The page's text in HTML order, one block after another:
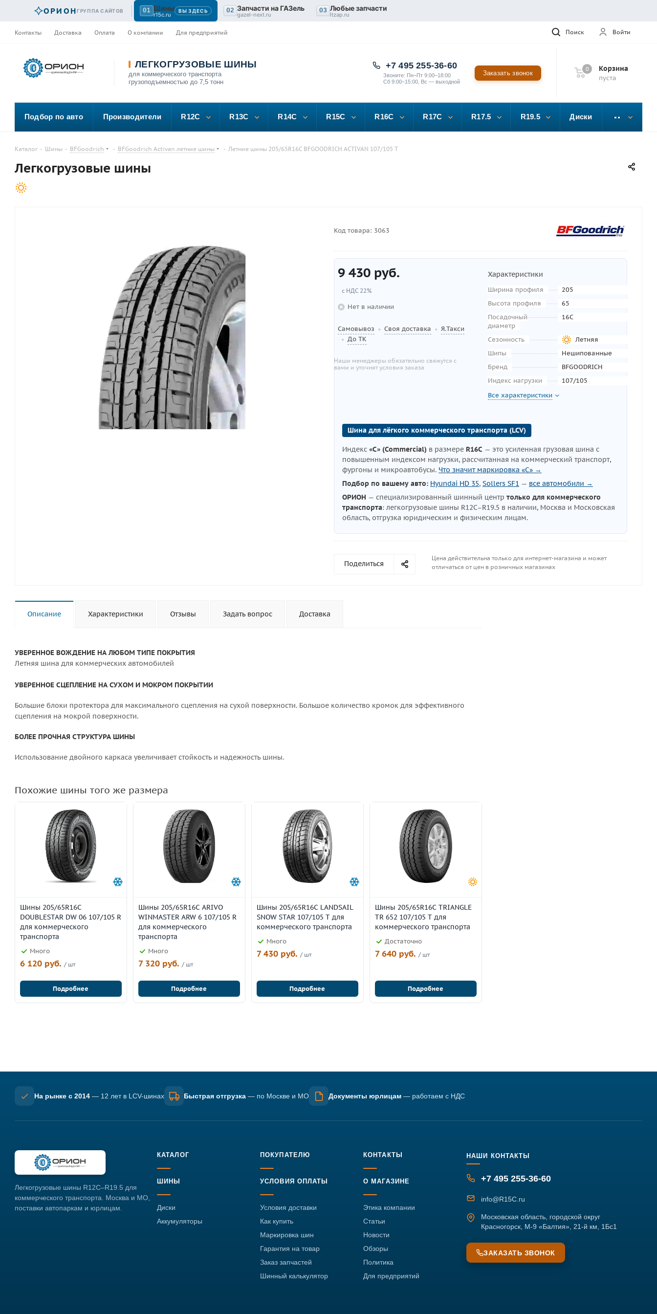
ОРИОНГРУППА САЙТОВ 01 Шины
r15c.ru
ВЫ ЗДЕСЬ 02 Запчасти на ГАЗель
gazel-next.ru
03 Любые запчасти
ltzap.ru
Контакты Доставка Оплата О компании Для предприятий Войти
Поиск
ЛЕГКОГРУЗОВЫЕ ШИНЫ
для коммерческого транспорта
грузоподъемностью до 7,5 тонн
Корзина
пуста
0
+7 495 255-36-60
Звоните: Пн–Пт 9:00–18:00
Сб 9:00–15:00, Вс — выходной
Заказать звонок
Подбор по авто Производители R12C R13C R14C R15C R16C R17C R17.5 R19.5 Диски
Каталог - Шины - BFGoodrich - BFGoodrich Activan летние шины - Летние шины 205/65R16C BFGOODRICH ACTIVAN 107/105 T
Легкогрузовые шины
Код товара: 3063
9 430 руб.
с НДС 22%
Нет в наличии
Самовывоз • Своя доставка • Я.Такси
• До ТК
Наши менеджеры обязательно свяжутся с
вами и уточнят условия заказа
Характеристики
Ширина профиля
205
Высота профиля
65
Посадочный
диаметр
16C
Сезонность
Летняя
Шипы
Нешипованные
Бренд
BFGOODRICH
Индекс нагрузки
107/105
Все характеристики
Шина для лёгкого коммерческого транспорта (LCV)
Индекс «C» (Commercial) в размере R16C — это усиленная грузовая шина с
повышенным индексом нагрузки, рассчитанная на коммерческий транспорт,
фургоны и микроавтобусы. Что значит маркировка «C» →
Подбор по вашему авто: Hyundai HD 35, Sollers SF1 — все автомобили →
ОРИОН — специализированный шинный центр только для коммерческого
транспорта: легкогрузовые шины R12C–R19.5 в наличии, Москва и Московская
область, отгрузка юридическим и физическим лицам.
Поделиться
Цена действительна только для интернет-магазина и может
отличаться от цен в розничных магазинах
Описание Характеристики Отзывы Задать вопрос Доставка
УВЕРЕННОЕ ВОЖДЕНИЕ НА ЛЮБОМ ТИПЕ ПОКРЫТИЯ
Летняя шина для коммерческих автомобилей
УВЕРЕННОЕ СЦЕПЛЕНИЕ НА СУХОМ И МОКРОМ ПОКРЫТИИ
Большие блоки протектора для максимального сцепления на сухой поверхности. Большое количество кромок для эффективного
сцепления на мокрой поверхности.
БОЛЕЕ ПРОЧНАЯ СТРУКТУРА ШИНЫ
Использование двойного каркаса увеличивает стойкость и надежность шины.
Похожие шины того же размера
Шины 205/65R16C
DOUBLESTAR DW 06 107/105 R
для коммерческого
транспорта
Много
6 120 руб. / шт
Подробнее
Шины 205/65R16C ARIVO
WINMASTER ARW 6 107/105 R
для коммерческого
транспорта
Много
7 320 руб. / шт
Подробнее
Шины 205/65R16C LANDSAIL
SNOW STAR 107/105 T для
коммерческого транспорта
Много
7 430 руб. / шт
Подробнее
Шины 205/65R16C TRIANGLE
TR 652 107/105 T для
коммерческого транспорта
Достаточно
7 640 руб. / шт
Подробнее
На рынке с 2014 — 12 лет в LCV-шинах Быстрая отгрузка — по Москве и МО Документы юрлицам — работаем с НДС
Легкогрузовые шины R12C–R19.5 для
коммерческого транспорта. Москва и МО,
поставки автопаркам и юрлицам.
КАТАЛОГ
ШИНЫ
Диски
Аккумуляторы
ПОКУПАТЕЛЮ
УСЛОВИЯ ОПЛАТЫ
Условия доставки
Как купить
Маркировка шин
Гарантия на товар
Заказ запчастей
Шинный калькулятор
КОНТАКТЫ
О МАГАЗИНЕ
Этика компании
Статьи
Новости
Обзоры
Политика
Для предприятий
НАШИ КОНТАКТЫ
+7 495 255-36-60
info@R15C.ru
Московская область, городской округ
Красногорск, М-9 «Балтия», 21-й км, 1Бс1
ЗАКАЗАТЬ ЗВОНОК